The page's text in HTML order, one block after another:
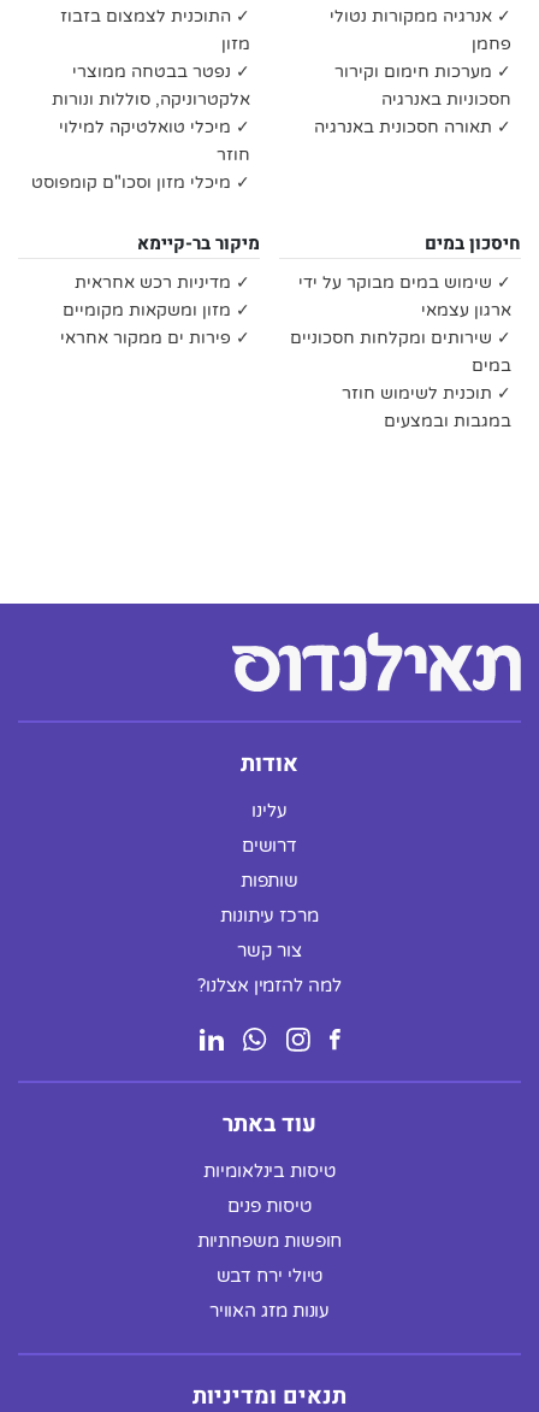
✓ אנרגיה ממקורות נטולי
פחמן
✓ מערכות חימום וקירור
חסכוניות באנרגיה
✓ תאורה חסכונית באנרגיה
✓ התוכנית לצמצום בזבוז
מזון
✓ נפטר בבטחה ממוצרי
אלקטרוניקה, סוללות ונורות
✓ מיכלי טואלטיקה למילוי
חוזר
✓ מיכלי מזון וסכו"ם קומפוסט
חיסכון במים
✓ שימוש במים מבוקר על ידי
ארגון עצמאי
✓ שירותים ומקלחות חסכוניים
במים
✓ תוכנית לשימוש חוזר
במגבות ובמצעים
מיקור בר-קיימא
✓ מדיניות רכש אחראית
✓ מזון ומשקאות מקומיים
✓ פירות ים ממקור אחראי
אודות
עלינו
דרושים
שותפות
מרכז עיתונות
צור קשר
למה להזמין אצלנו?
עוד באתר
טיסות בינלאומיות
טיסות פנים
חופשות משפחתיות
טיולי ירח דבש
עונות מזג האוויר
תנאים ומדיניות